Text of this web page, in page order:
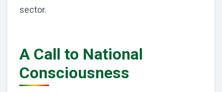
sector.
A Call to National
Consciousness